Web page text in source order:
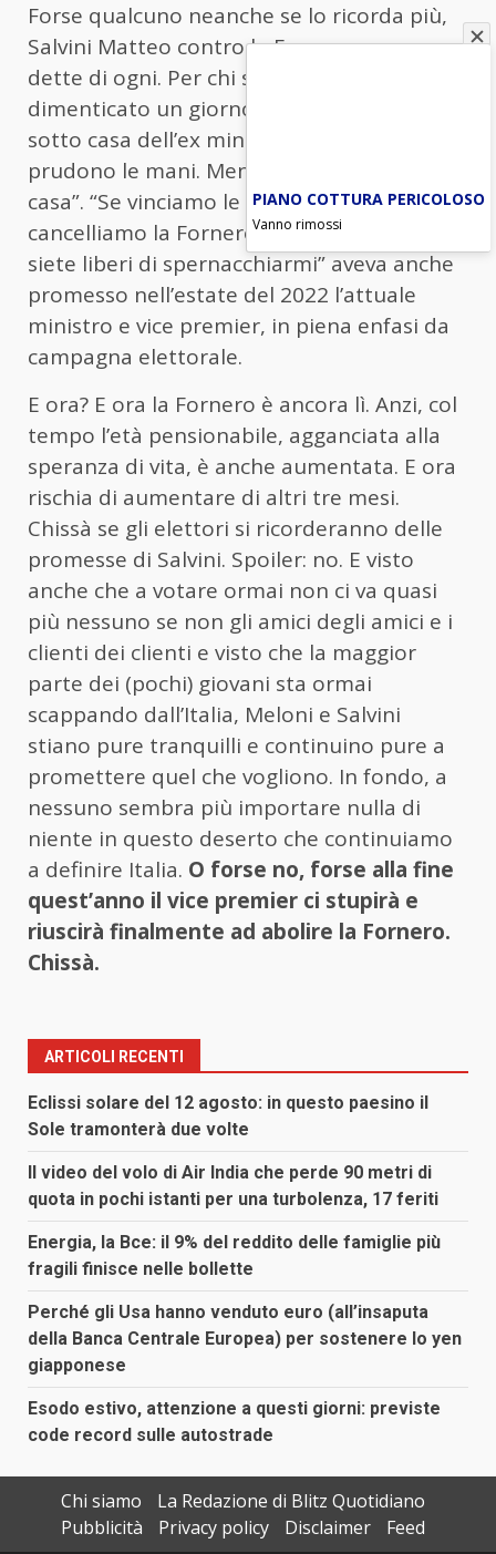
Forse qualcuno neanche se lo ricorda più,
Salvini Matteo contro la Fornero ne aveva
dette di ogni. Per chi se lo fosse
dimenticato un giorno si presentò anche
sotto casa dell’ex ministra dicendo “Mi
prudono le mani. Meno male che non è in
casa”. “Se vinciamo le elezioni e non
cancelliamo la Fornero facendo quota 41
siete liberi di spernacchiarmi” aveva anche
promesso nell’estate del 2022 l’attuale
ministro e vice premier, in piena enfasi da
campagna elettorale.
E ora? E ora la Fornero è ancora lì. Anzi, col
tempo l’età pensionabile, agganciata alla
speranza di vita, è anche aumentata. E ora
rischia di aumentare di altri tre mesi.
Chissà se gli elettori si ricorderanno delle
promesse di Salvini. Spoiler: no. E visto
anche che a votare ormai non ci va quasi
più nessuno se non gli amici degli amici e i
clienti dei clienti e visto che la maggior
parte dei (pochi) giovani sta ormai
scappando dall’Italia, Meloni e Salvini
stiano pure tranquilli e continuino pure a
promettere quel che vogliono. In fondo, a
nessuno sembra più importare nulla di
niente in questo deserto che continuiamo
a definire Italia. O forse no, forse alla fine
quest’anno il vice premier ci stupirà e
riuscirà finalmente ad abolire la Fornero.
Chissà.
ARTICOLI RECENTI
Eclissi solare del 12 agosto: in questo paesino il
Sole tramonterà due volte
Il video del volo di Air India che perde 90 metri di
quota in pochi istanti per una turbolenza, 17 feriti
Energia, la Bce: il 9% del reddito delle famiglie più
fragili finisce nelle bollette
Perché gli Usa hanno venduto euro (all’insaputa
della Banca Centrale Europea) per sostenere lo yen
giapponese
Esodo estivo, attenzione a questi giorni: previste
code record sulle autostrade
Chi siamo
La Redazione di Blitz Quotidiano
Pubblicità
Privacy policy Disclaimer Feed
PIANO COTTURA PERICOLOSO
Vanno rimossi